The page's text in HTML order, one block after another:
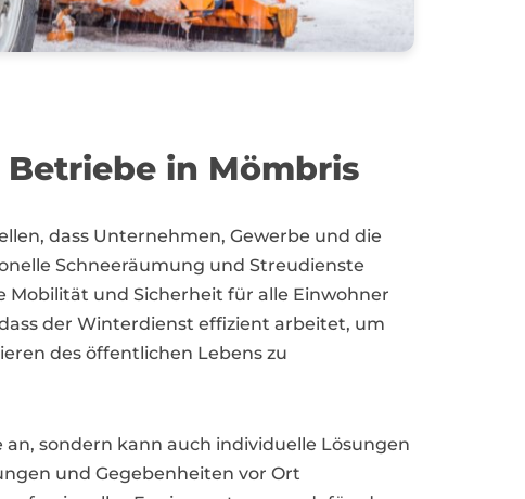
in Mömbris
dass Unternehmen, Gewerbe und die
Schneeräumung und Streudienste
Mobilität und Sicherheit für alle Einwohner
der Winterdienst effizient arbeitet, um
des öffentlichen Lebens zu
sondern kann auch individuelle Lösungen
und Gegebenheiten vor Ort